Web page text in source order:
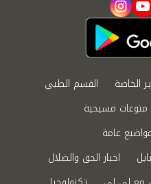
youtube
instagram
الخاصة
القسم الطبي
منوعات مسيحية
عامة
اخبار الحق والضلال